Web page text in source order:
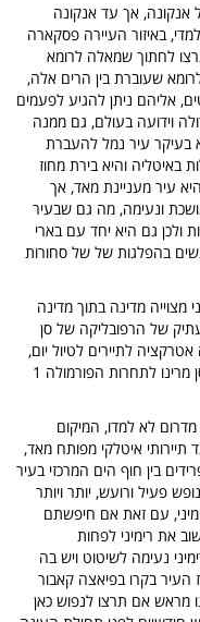
אנקונה, אך עד אנקונה
באיזור העיירה פסקארה
אם בדרך תרצו לחתוך שמאלה לרומא
שעוברת בין הרים אלה,
אליהם ניתן להגיע לפעמים
וידועה בעולם, גם ממנה
בעיקר עיר נמל להעברת
מ 10 הערים הגדולות באיטליה והיא בירת מחוז
עיר מעניינת מאד, אך
ונעימה, מה גם שבעיר
ולכן גם היא יחד עם בארי
בהפלגות של של סחורות
מצוייה מדינה בתוך מדינה
של הרפובליקה של סן
מטר והוא מהווה אטרקציה לתיירים לטיול יום,
עם זאת עשרות אלפי חובבי מרוצים מגיעים לסן מרינו לתחרות הפורמולה 1
לא למדו, המיקום
תיירותי איטלקי מפותח מאד,
בין חוף הים המרכזי בעיר
פעיל ורועש, יותר ויותר
עם זאת אם חיפשתם
את רימיני לפחות
נעימה לשיטוט ויש בה
העיר בקרו בפיאצה קאבור
מראש אם תרצו לנפוש כאן